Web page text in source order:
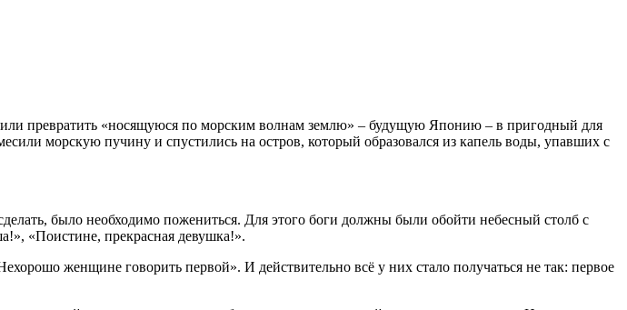
превратить «носящуюся по морским волнам землю» – будущую Японию – в пригодный для
морскую пучину и спустились на остров, который образовался из капель воды, упавших с
было необходимо пожениться. Для этого боги должны были обойти небесный столб с
«Поистине, прекрасная девушка!».
женщине говорить первой». И действительно всё у них стало получаться не так: первое